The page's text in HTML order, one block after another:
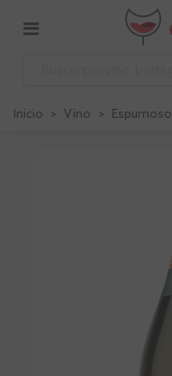
Inicio > Vino > Espumoso